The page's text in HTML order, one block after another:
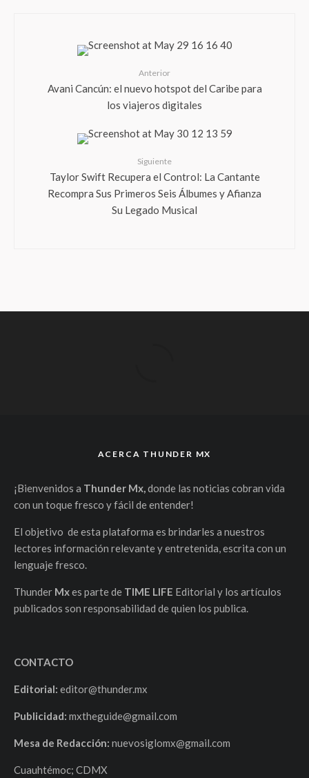
Anterior
Avani Cancún: el nuevo hotspot del Caribe para
los viajeros digitales
Siguiente
Taylor Swift Recupera el Control: La Cantante
Recompra Sus Primeros Seis Álbumes y Afianza
Su Legado Musical
ACERCA THUNDER MX
¡Bienvenidos a Thunder Mx,donde las noticias cobran vida
con un toque fresco y fácil de entender!
El objetivo de esta plataforma es brindarles a nuestros
lectores información relevante y entretenida, escrita con un
lenguaje fresco.
Thunder Mxes parte de TIME LIFE Editorial y los artículos
publicados son responsabilidad de quien los publica.
CONTACTO
Editorial: editor@thunder.mx
Publicidad: mxtheguide@gmail.com
Mesa de Redacción: nuevosiglomx@gmail.com
Cuauhtémoc; CDMX